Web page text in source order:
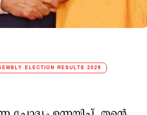
ELECTION RESULTS 2026